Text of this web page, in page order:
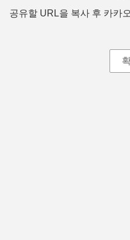
공유할 URL을 복사 후 카카